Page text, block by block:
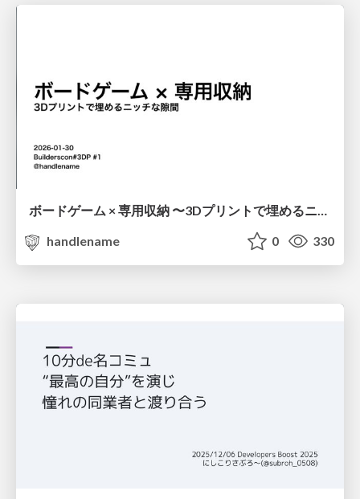
ボードゲーム × 専用収納 〜3Dプリントで埋めるニッチな隙間〜 / Board Games × Custom Storage
handlename
0 330